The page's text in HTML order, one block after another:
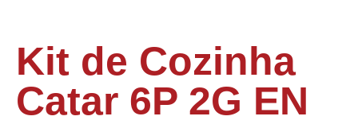
Kit de Cozinha
Catar 6P 2G EN